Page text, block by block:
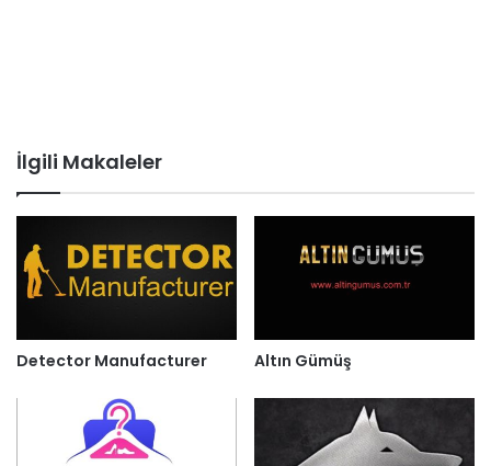
İlgili Makaleler
Detector Manufacturer Altın Gümüş